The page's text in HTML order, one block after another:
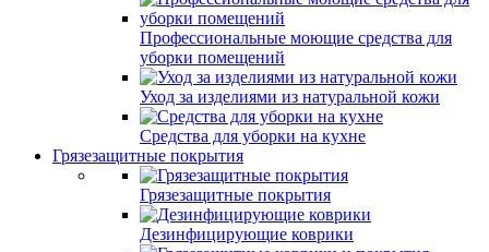
Профессиональные моющие средства для
уборки помещений
Уход за изделиями из натуральной кожи
Средства для уборки на кухне
Грязезащитные покрытия
Грязезащитные покрытия
Дезинфицирующие коврики